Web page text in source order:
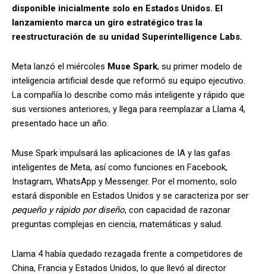
disponible inicialmente solo en Estados Unidos. El
lanzamiento marca un giro estratégico tras la
reestructuración de su unidad Superintelligence Labs.
Meta lanzó el miércoles Muse Spark, su primer modelo de
inteligencia artificial desde que reformó su equipo ejecutivo.
La compañía lo describe como más inteligente y rápido que
sus versiones anteriores, y llega para reemplazar a Llama 4,
presentado hace un año.
Muse Spark impulsará las aplicaciones de IA y las gafas
inteligentes de Meta, así como funciones en Facebook,
Instagram, WhatsApp y Messenger. Por el momento, solo
estará disponible en Estados Unidos y se caracteriza por ser
pequeño y rápido por diseño, con capacidad de razonar
preguntas complejas en ciencia, matemáticas y salud.
Llama 4 había quedado rezagada frente a competidores de
China, Francia y Estados Unidos, lo que llevó al director